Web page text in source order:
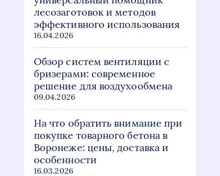
лесозаготовок и методов
эффективного использования
16.04.2026
Обзор систем вентиляции с
бризерами: современное
решение для воздухообмена
09.04.2026
На что обратить внимание при
покупке товарного бетона в
Воронеже: цены, доставка и
особенности
16.03.2026